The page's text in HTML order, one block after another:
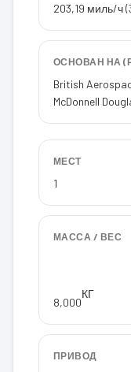
203,19 миль/ч
ОСНОВАН НА
British
McDonnell
МЕСТ
1
МАССА / ВЕС
8,000
КГ
ПРИВОД